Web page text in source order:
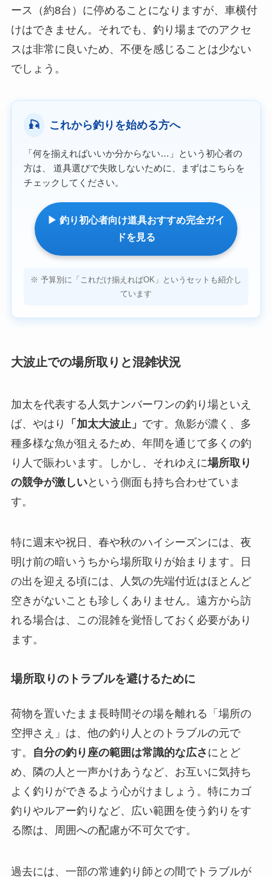
ース（約8台）に停めることになりますが、車横付
けはできません。それでも、釣り場までのアクセ
スは非常に良いため、不便を感じることは少ない
でしょう。
🎣 これから釣りを始める方へ
「何を揃えればいいか分からない…」という初心者の
方は、 道具選びで失敗しないために、まずはこちらを
チェックしてください。
▶ 釣り初心者向け道具おすすめ完全ガイ
ドを見る
※ 予算別に「これだけ揃えればOK」というセットも紹介し
ています
大波止での場所取りと混雑状況
加太を代表する人気ナンバーワンの釣り場といえ
ば、やはり
「加太大波止」 です。魚影が濃く、多
種多様な魚が狙えるため、年間を通じて多くの釣
り人で賑わいます。しかし、それゆえに場所取り
の競争が激しいという側面も持ち合わせていま
す。
特に週末や祝日、春や秋のハイシーズンには、 夜
明け前の暗いうちから場所取りが始まります。
日
の出を迎える頃には、人気の先端付近はほとんど
空きがないことも珍しくありません。遠方から訪
れる場合は、この混雑を覚悟しておく必要があり
ます。
場所取りのトラブルを避けるために
荷物を置いたまま長時間その場を離れる「場所の
空押さえ」は、他の釣り人とのトラブルの元で
す。
自分の釣り座の範囲は常識的な広さ にとど
め、隣の人と一声かけあうなど、お互いに気持ち
よく釣りができるよう心がけましょう。特にカゴ
釣りやルアー釣りなど、広い範囲を使う釣りをす
る際は、周囲への配慮が不可欠です。
過去には、一部の常連釣り師との間でトラブルが